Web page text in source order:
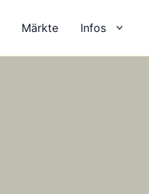
Märkte Infos